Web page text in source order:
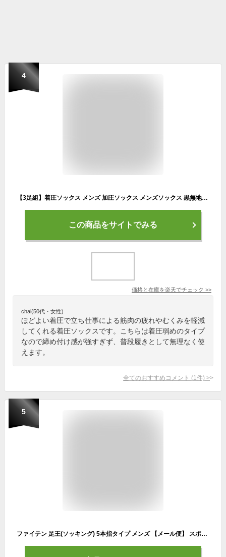
4
【3足組】着圧ソックス メンズ 加圧ソックス メンズソックス 黒無地ハイソックス メンズ靴下 シンプル ビジネスソックス むくみ対策 出張 営業 弱着圧ソックス 弱加圧ソックス
この商品をサイトでみる
価格と在庫を楽天でチェック >>
chai(50代・女性)
ほどよい着圧で立ち仕事による筋肉の疲れやむくみを軽減
してくれる着圧ソックスです。こちらは着圧弱めのタイプ
なので締め付け感が強すぎず、普段履きとして無理なく使
えます。
全てのおすすめコメント (1 件) >
5
ファイテン 足王(ソッキング) 5本指タイプ メンズ 【メール便】 スポーツソックス 5本指 スポーツ靴下 5本指ソックス 滑り止め 五本指ソックス 五本指靴下 ランニングソックス5本指 テニスソックス バレーソックス スポーツ靴下 スポーツ ランニング スポーツ用品